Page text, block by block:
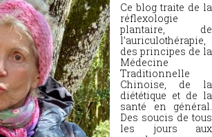
Ce blog traite de la
réflexologie
plantaire, de
l’auriculothérapie,
des principes de la
Médecine
Traditionnelle
Chinoise, de la
diététique et de la
santé en général.
Des soucis de tous
les jours aux